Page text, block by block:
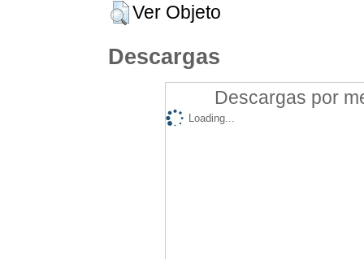
Ver Objeto
Descargas
Descargas por
Loading...